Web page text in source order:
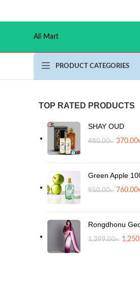
Ali Mart
PRODUCT CATEGORIES
TOP RATED PRODUCTS
SHAY OUD
480.00৳ 370.00
Green Apple
950.00৳ 760.00
Rongdhonu
1,399.00৳